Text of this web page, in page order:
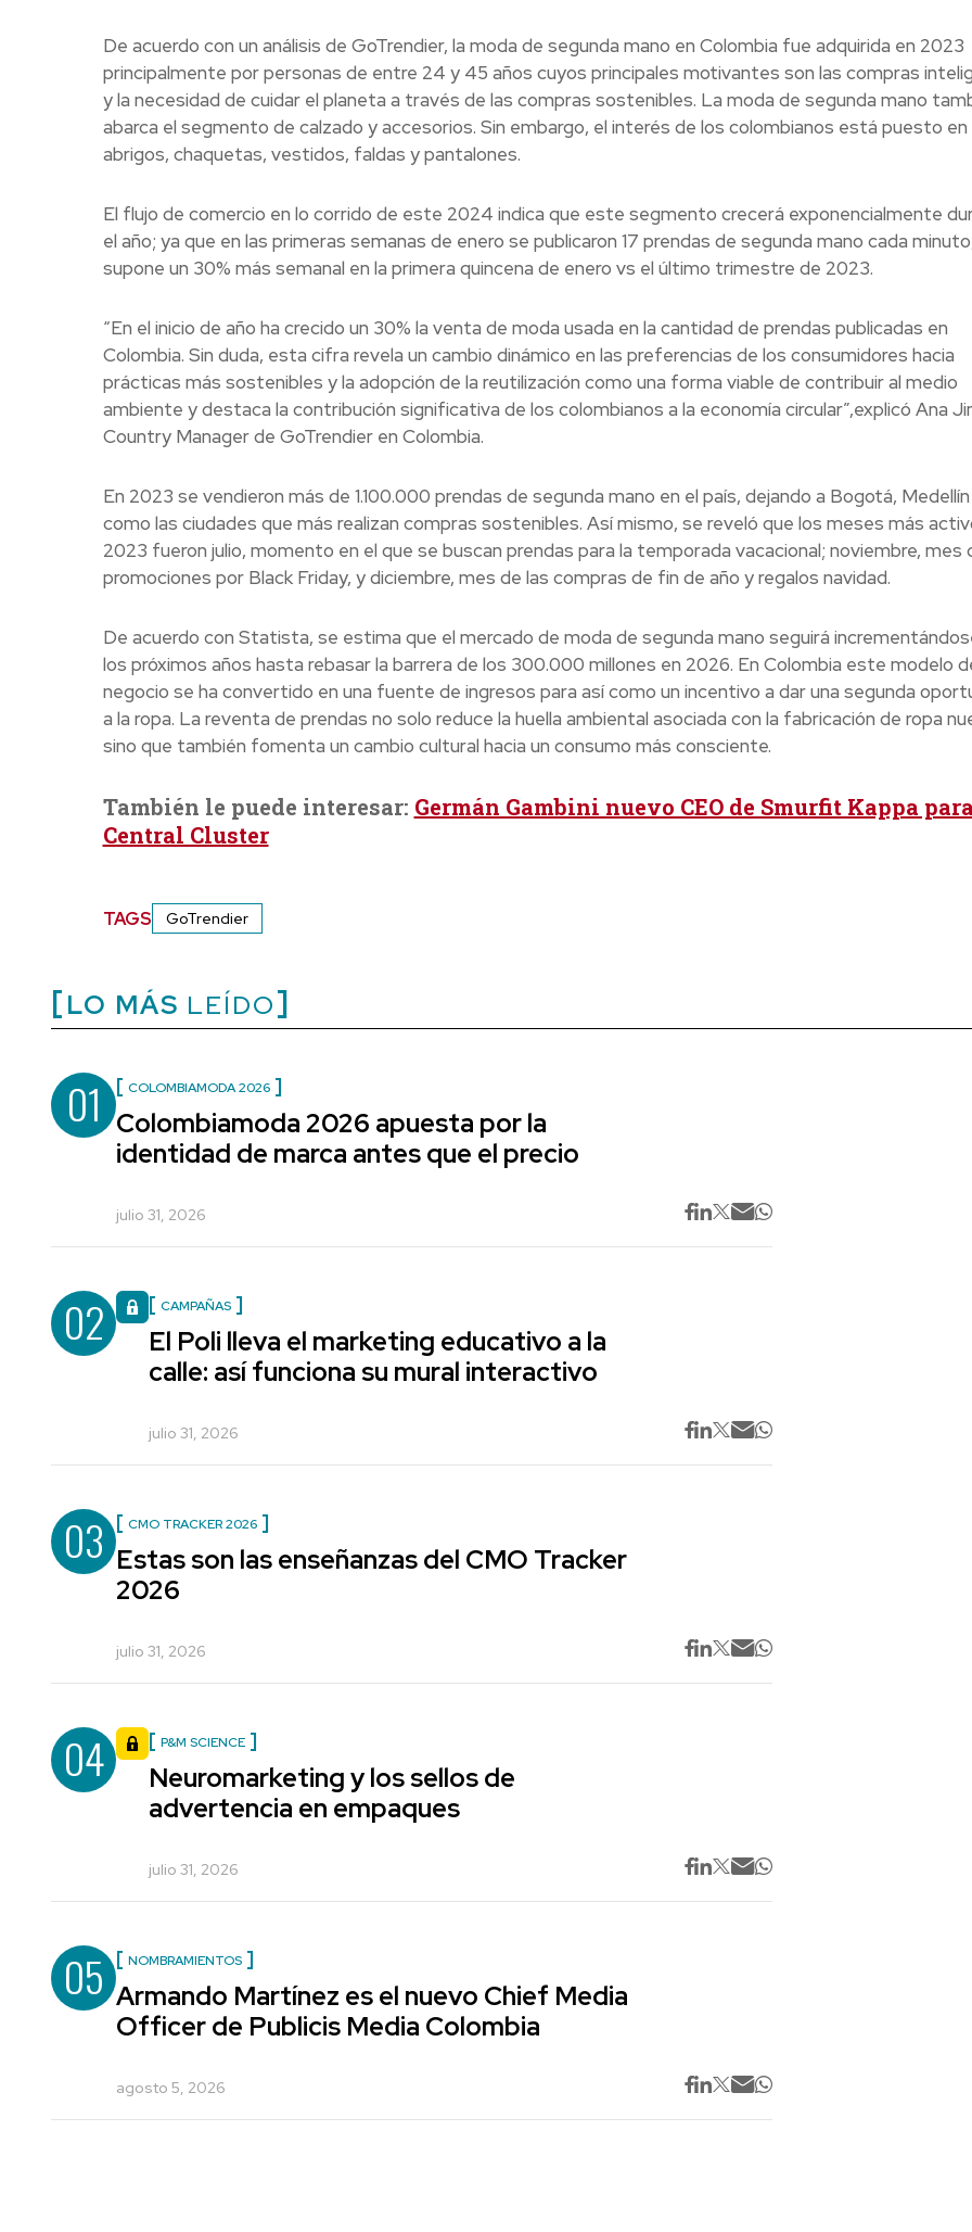
De acuerdo con un análisis de GoTrendier, la moda de segunda mano en Colombia fue adquirida en 2023
principalmente por personas de entre 24 y 45 años cuyos principales motivantes son las compras
y la necesidad de cuidar el planeta a través de las compras sostenibles. La moda de segunda mano
abarca el segmento de calzado y accesorios. Sin embargo, el interés de los colombianos está puesto en
abrigos, chaquetas, vestidos, faldas y pantalones.
El flujo de comercio en lo corrido de este 2024 indica que este segmento crecerá exponencialmente
el año; ya que en las primeras semanas de enero se publicaron 17 prendas de segunda mano cada
supone un 30% más semanal en la primera quincena de enero vs el último trimestre de 2023.
“En el inicio de año ha crecido un 30% la venta de moda usada en la cantidad de prendas publicadas en
Colombia. Sin duda, esta cifra revela un cambio dinámico en las preferencias de los consumidores hacia
prácticas más sostenibles y la adopción de la reutilización como una forma viable de contribuir al medio
ambiente y destaca la contribución significativa de los colombianos a la economía circular”,explicó Ana
Country Manager de GoTrendier en Colombia.
En 2023 se vendieron más de 1.100.000 prendas de segunda mano en el país, dejando a Bogotá, Medellín
como las ciudades que más realizan compras sostenibles. Así mismo, se reveló que los meses más
2023 fueron julio, momento en el que se buscan prendas para la temporada vacacional; noviembre, mes
promociones por Black Friday, y diciembre, mes de las compras de fin de año y regalos navidad.
De acuerdo con Statista, se estima que el mercado de moda de segunda mano seguirá
los próximos años hasta rebasar la barrera de los 300.000 millones en 2026. En Colombia este modelo
negocio se ha convertido en una fuente de ingresos para así como un incentivo a dar una segunda
a la ropa. La reventa de prendas no solo reduce la huella ambiental asociada con la fabricación de ropa
sino que también fomenta un cambio cultural hacia un consumo más consciente.
También le puede interesar: Germán Gambini nuevo CEO de Smurfit Kappa
Central Cluster
TAGS GoTrendier
LO MÁS LEÍDO
01 COLOMBIAMODA 2026
Colombiamoda 2026 apuesta por la
identidad de marca antes que el precio
julio 31, 2026
02 CAMPAÑAS
El Poli lleva el marketing educativo a la
calle: así funciona su mural interactivo
julio 31, 2026
03 CMO TRACKER 2026
Estas son las enseñanzas del CMO Tracker
2026
julio 31, 2026
04 P&M SCIENCE
Neuromarketing y los sellos de
advertencia en empaques
julio 31, 2026
05 NOMBRAMIENTOS
Armando Martínez es el nuevo Chief Media
Officer de Publicis Media Colombia
agosto 5, 2026